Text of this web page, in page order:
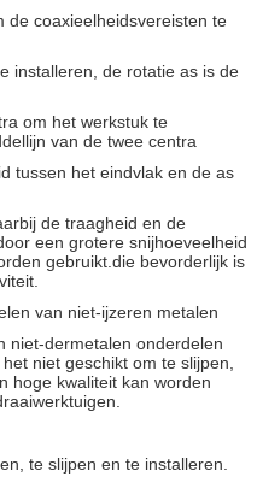
de coaxieelheidsvereisten te
installeren, de rotatie as is de
om het werkstuk te
van de twee centra
tussen het eindvlak en de as
de traagheid en de
een grotere snijhoeveelheid
gebruikt.die bevorderlijk is
van niet-ijzeren metalen
niet-dermetalen onderdelen
niet geschikt om te slijpen,
hoge kwaliteit kan worden
te slijpen en te installeren.